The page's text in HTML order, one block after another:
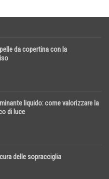
da copertina con la
liquido: come valorizzare la
di luce
delle sopracciglia